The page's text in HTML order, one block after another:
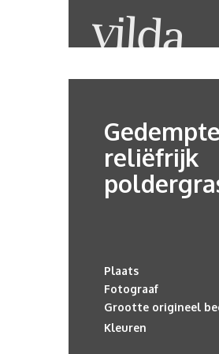
reliëfrijk
Plaats
Fotograaf
Grootte origineel
Kleuren